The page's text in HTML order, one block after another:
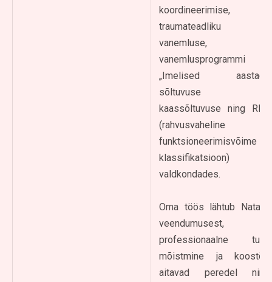
koordineerimise,
traumateadliku
vanemluse,
vanemlusprogrammi
„Imelised aastad“,
sõltuvuse ja
kaassõltuvuse ning RFK
(rahvusvaheline
funktsioneerimisvõime
klassifikatsioon)
valdkondades.
Oma töös lähtub Natalja
veendumusest, et
professionaalne tugi,
mõistmine ja koostöö
aitavad peredel ning